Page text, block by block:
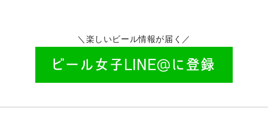
＼楽しいビール情報が届く／